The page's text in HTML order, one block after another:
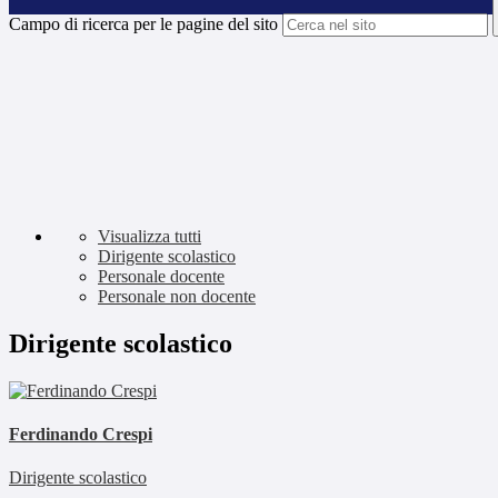
Campo di ricerca per le pagine del sito
Visualizza tutti
Dirigente scolastico
Personale docente
Personale non docente
Dirigente scolastico
Ferdinando Crespi
Dirigente scolastico